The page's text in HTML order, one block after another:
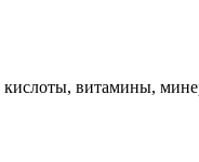
витамины,